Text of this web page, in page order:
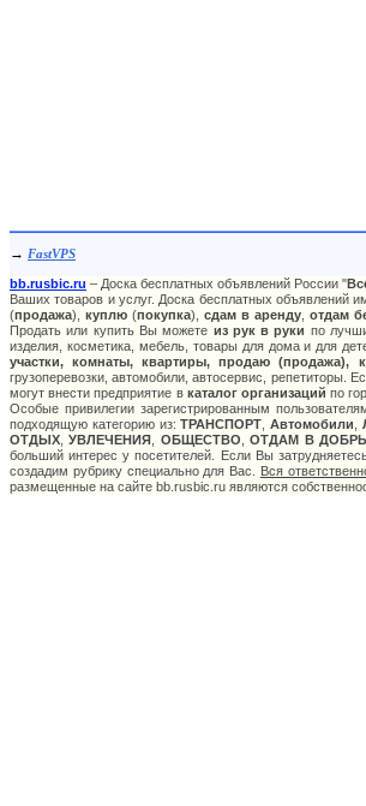
→ FastVPS
bb.rusbic.ru – Доска бесплатных объявлений России "
Ваших товаров и услуг. Доска бесплатных объявлений
(продажа), куплю (покупка), сдам в аренду отдам
Продать или купить Вы можете из рук в руки по
изделия, косметика, мебель, товары для дома и для
участки, комнаты, квартиры, продаю (продажа),
грузоперевозки, автомобили, автосервис, репетиторы.
могут внести предприятие в каталог организаций по
Особые привилегии зарегистрированным
подходящую категорию из:ТРАНСПОРТ ,Автомобили ,
ОТДЫХ ,УВЛЕЧЕНИЯ ОБЩЕСТВО ,ОТДАМ В
больший интерес у посетителей. Если Вы
создадим рубрику специально для Вас. Вся
размещенные на сайте bb.rusbic.ru являются